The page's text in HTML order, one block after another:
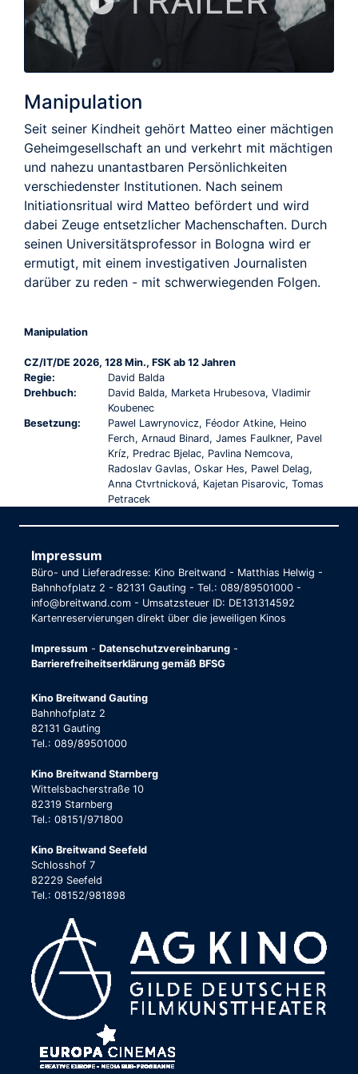
Manipulation
Seit seiner Kindheit gehört Matteo einer mächtigen
Geheimgesellschaft an und verkehrt mit mächtigen
und nahezu unantastbaren Persönlichkeiten
verschiedenster Institutionen. Nach seinem
Initiationsritual wird Matteo befördert und wird
dabei Zeuge entsetzlicher Machenschaften. Durch
seinen Universitätsprofessor in Bologna wird er
ermutigt, mit einem investigativen Journalisten
darüber zu reden - mit schwerwiegenden Folgen.
Manipulation
CZ/IT/DE 2026, 128 Min., FSK ab 12 Jahren
Regie:
David Balda
Drehbuch:
David Balda, Marketa Hrubesova, Vladimir
Koubenec
Besetzung:
Pawel Lawrynovicz, Féodor Atkine, Heino
Ferch, Arnaud Binard, James Faulkner, Pavel
Kríz, Predrac Bjelac, Pavlina Nemcova,
Radoslav Gavlas, Oskar Hes, Pawel Delag,
Anna Ctvrtnicková, Kajetan Pisarovic, Tomas
Petracek
Impressum
Büro- und Lieferadresse: Kino Breitwand - Matthias Helwig -
Bahnhofplatz 2 - 82131 Gauting - Tel.: 089/89501000 -
info@breitwand.com - Umsatzsteuer ID: DE131314592
Kartenreservierungen direkt über die jeweiligen Kinos
Impressum - Datenschutzvereinbarung -
Barrierefreiheitserklärung gemäß BFSG
Kino Breitwand Gauting
Bahnhofplatz 2
82131 Gauting
Tel.: 089/89501000
Kino Breitwand Starnberg
Wittelsbacherstraße 10
82319 Starnberg
Tel.: 08151/971800
Kino Breitwand Seefeld
Schlosshof 7
82229 Seefeld
Tel.: 08152/981898